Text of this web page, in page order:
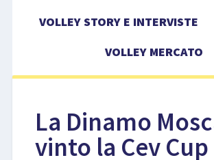
VOLLEY STORY E INTERVISTE
VOLLEY MERCATO
La Dinamo
vinto la Cev Cup